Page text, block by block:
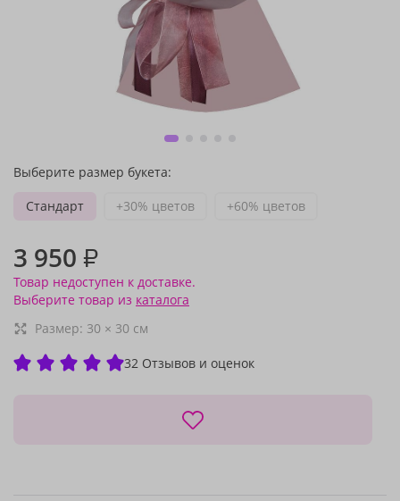
Выберите размер букета:
Стандарт
+30% цветов +60% цветов
3 950 ₽
Товар недоступен к доставке.
Выберите товар из каталога
Размер: 30 × 30 см
32 Отзывов и оценок